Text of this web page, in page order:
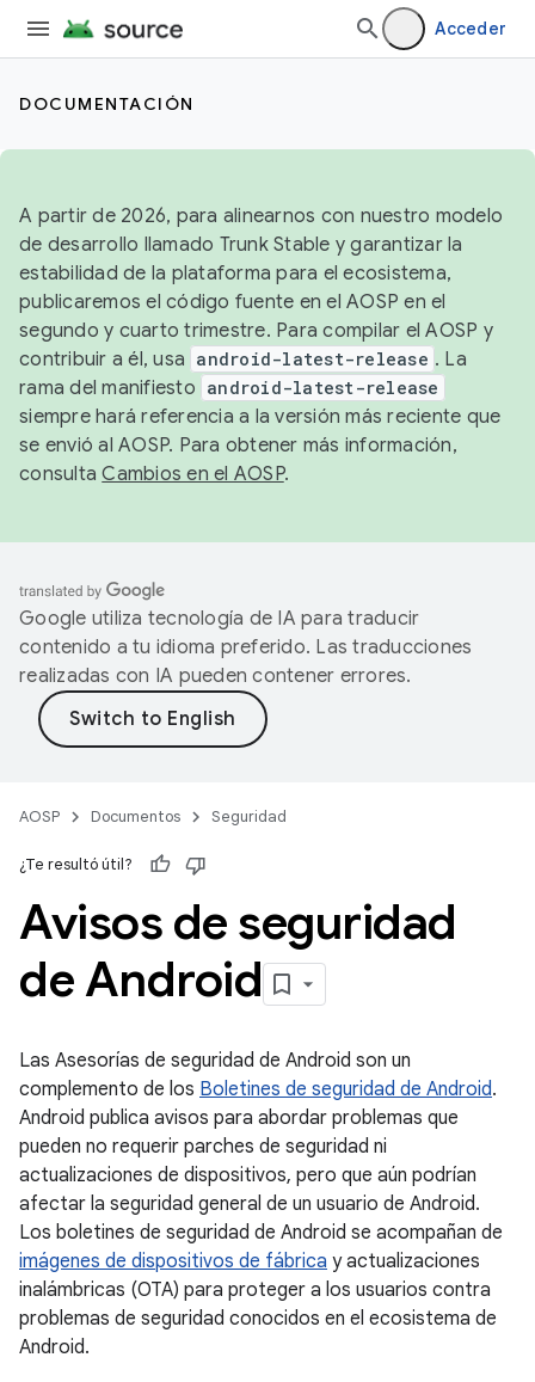
Acceder
DOCUMENTACIÓN
A partir de 2026, para alinearnos con nuestro modelo
de desarrollo llamado Trunk Stable y garantizar la
estabilidad de la plataforma para el ecosistema,
publicaremos el código fuente en el AOSP en el
segundo y cuarto trimestre. Para compilar el AOSP y
contribuir a él, usa android-latest-release . La
rama del manifiesto android-latest-release
siempre hará referencia a la versión más reciente que
se envió al AOSP. Para obtener más información,
consultaCambios en el AOSP.
Google utiliza tecnología de IA para traducir
contenido a tu idioma preferido. Las traducciones
realizadas con IA pueden contener errores.
AOSP Documentos Seguridad
¿Te resultó útil?
Avisos de seguridad
de Android
Las Asesorías de seguridad de Android son un
complemento de los Boletines de seguridad de Android.
Android publica avisos para abordar problemas que
pueden no requerir parches de seguridad ni
actualizaciones de dispositivos, pero que aún podrían
afectar la seguridad general de un usuario de Android.
Los boletines de seguridad de Android se acompañan de
imágenes de dispositivos de fábrica y actualizaciones
inalámbricas (OTA) para proteger a los usuarios contra
problemas de seguridad conocidos en el ecosistema de
Android.